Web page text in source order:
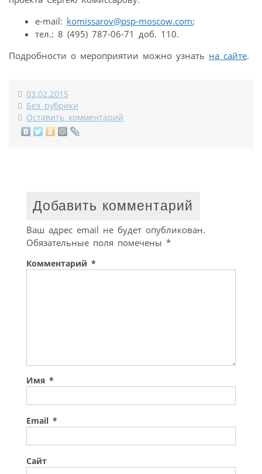
e-mail: komissarov@psp-moscow.com;
тел.: 8 (495) 787-06-71 доб. 110.
Подробности о мероприятии можно узнать на сайте.
03.02.2015
Без рубрики
Оставить комментарий
Добавить комментарий
Ваш адрес email не будет опубликован.
Обязательные поля помечены *
Комментарий *
Имя *
Email *
Сайт